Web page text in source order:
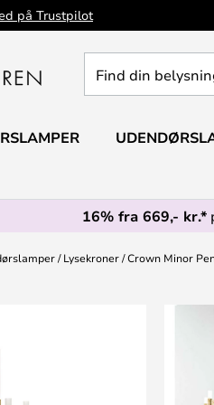
på Trustpilot
din
16% fra 669,- kr.*
Lysekroner Crown Minor